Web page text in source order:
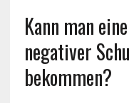
Kann man
negativer
bekommen?